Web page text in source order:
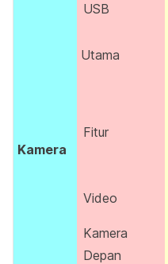
USB
Kamera
Utama
Fitur
Video
Kamera
Depan